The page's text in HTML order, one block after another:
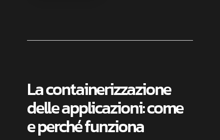
La containerizzazione
delle applicazioni: come
e perché funziona